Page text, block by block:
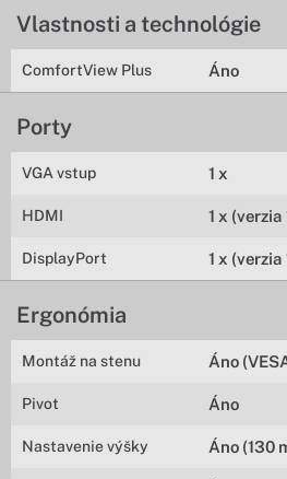
Vlastnosti a technológie
ComfortView Plus Áno
Porty
VGA vstup 1 x
HDMI 1 x (verzia
DisplayPort 1 x (verzia
Ergonómia
Montáž na stenu Áno
Pivot Áno
Nastavenie výšky Áno (130